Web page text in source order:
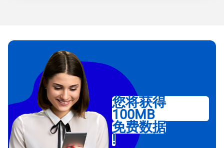
您将获得
100MB
免费数据
!